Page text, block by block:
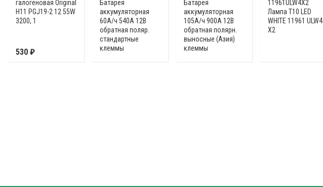
галогеновая Original
H11 PGJ19-2 12 55W
3200, 1
530 ₽
Батарея
аккумуляторная
60А/ч 540А 12В
обратная поляр.
стандартные
клеммы
Батарея
аккумуляторная
105А/ч 900А 12В
обратная полярн.
выносные (Азия)
клеммы
11961ULW4X2
Лампа T10 LED
WHITE 11961 ULW4
X2